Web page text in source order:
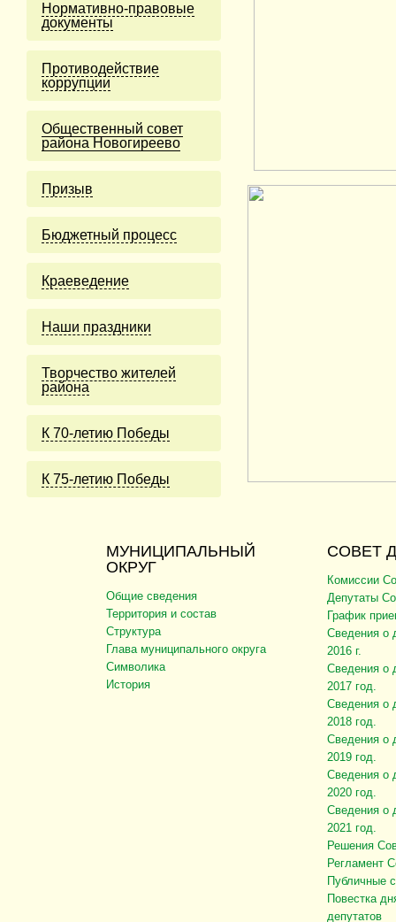
Нормативно-правовые
документы
Противодействие
коррупции
Общественный совет
района Новогиреево
Призыв
Бюджетный процесс
Краеведение
Наши праздники
Творчество жителей
района
К 70-летию Победы
К 75-летию Победы
МУНИЦИПАЛЬНЫЙ
ОКРУГ
Общие сведения
Территория и состав
Структура
Глава муниципального округа
Символика
История
СОВЕТ
Комиссии
Депутаты
График
Сведения о
2016 г.
Сведения о
2017 год.
Сведения о
2018 год.
Сведения о
2019 год.
Сведения о
2020 год.
Сведения о
2021 год.
Решения
Регламент
Публичные
Повестка
депутатов